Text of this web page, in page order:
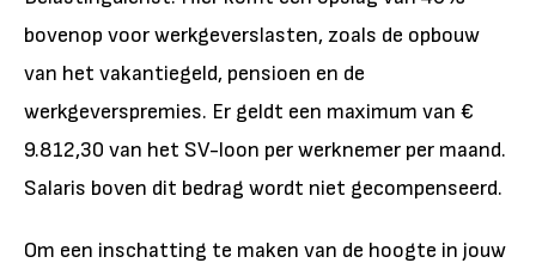
bovenop voor werkgeverslasten, zoals de opbouw
van het vakantiegeld, pensioen en de
werkgeverspremies. Er geldt een maximum van €
9.812,30 van het SV-loon per werknemer per maand.
Salaris boven dit bedrag wordt niet gecompenseerd.
Om een inschatting te maken van de hoogte in jouw